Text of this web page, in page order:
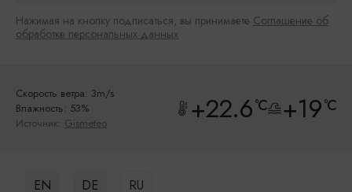
Нажимая на кнопку подписаться, вы принимаете Соглашение об
обработке персональных данных
Скорость ветра: 3m/s
Влажность: 53%
Источник: Gismeteo +22.6°C +19°C
EN DE RU